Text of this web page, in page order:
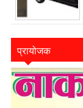
प्रायोजक